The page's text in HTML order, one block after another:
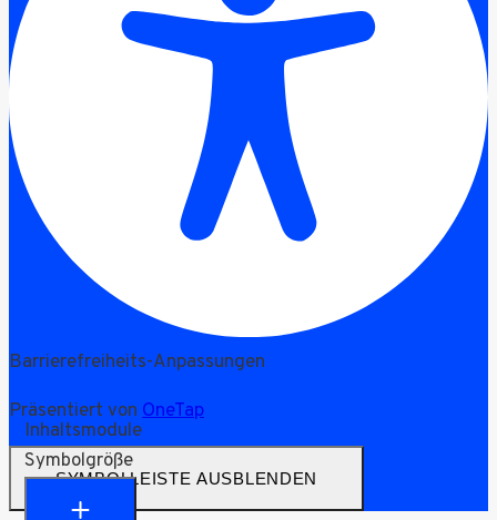
Barrierefreiheits-Anpassungen
Präsentiert von OneTap
SYMBOLLEISTE AUSBLENDEN
Inhaltsmodule
Symbolgröße